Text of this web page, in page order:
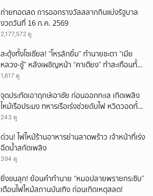
ถ่ายทอดสด การออกรางวัลสลากกินแบ่งรัฐบาล
งวดวันที่ 16 ก.ค. 2569
2,177,572 ดู
สะดุ้งทั้งโซเชียล! “โหรลักยิ้ม” ทำนายชะตา “เมีย
หลวง-ชู้” หลังเผชิญหน้า “คาเตียง” ทำสะเทือนทั้ง
ประเทศ
1,617 ดู
จุดประทัดเอาฤกษ์เอาชัย ก่อนออกทะเล เกิดเพลิง
ไหม้เรือประมง ทหารเรือเร่งช่วยดับไฟ หวิดวอดทั้ง
ลำ เคราะห์ดีไร้บาดเจ็บ จ.สงขลา
243 ดู
ด่วน! ไฟไหม้ร้านอาหารย่านลาดพร้าว เจ้าหน้าที่เร่ง
ฉีดน้ำสกัดเพลิง
394 ดู
ยิ่งขนลุก! ย้อนคำทำนาย “หมอปลายพรายกระซิบ”
เตือนไฟไหม้สถานบันเทิง ก่อนเกิดเหตุสลด!